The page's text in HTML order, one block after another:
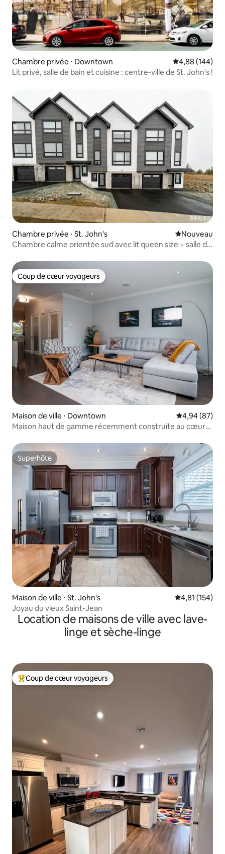
Chambre privée ⋅ Downtown Évaluation
4,88 (144)
Lit privé, salle de bain et cuisine : centre-ville de St. John's !
Chambre privée ⋅ St. John's Nouvel
Nouveau
Chambre calme orientée sud avec lit queen size + salle de
Coup de cœur voyageurs
Coup de cœur voyageurs
Maison de ville ⋅ Downtown Évaluation
4,94 (87)
Maison haut de gamme récemment construite au cœur
Superhôte
Superhôte
Maison de ville ⋅ St. John's Évaluation
4,81 (154)
Joyau du vieux Saint-Jean
Location de maisons de ville avec lave-
linge et sèche-linge
Coups de cœur voyageurs les plus appréciés
Coup de cœur voyageurs